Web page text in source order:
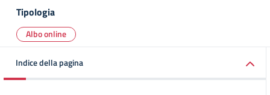
Tipologia
Albo online
Indice della pagina